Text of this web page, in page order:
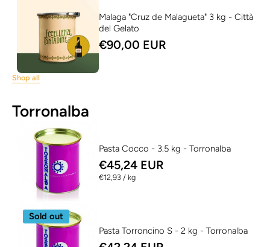
Malaga "Cruz de Malagueta" 3 kg - Città
del Gelato
€90,00 EUR
Shop all
Torronalba
Pasta Cocco - 3.5 kg - Torronalba
€45,24 EUR
€12,93 / per
kg
Sold out
Pasta Torroncino S - 2 kg - Torronalba